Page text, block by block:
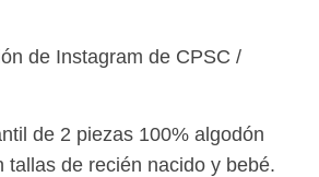
de Instagram de CPSC /
de 2 piezas 100% algodón
tallas de recién nacido y bebé.